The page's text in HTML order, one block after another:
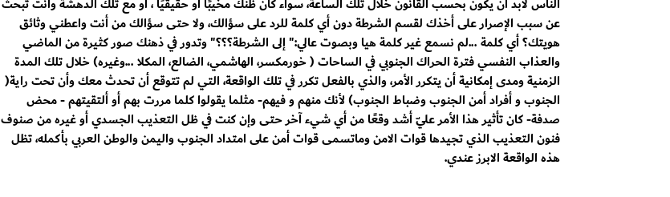
عن سبب الإصرار على أخذك لقسم الشرطة دون أي كلمة للرد على سؤالك، ولا حتى سؤالك من أنت واعطني وثائق
هويتك؟ أي كلمة ...لم نسمع غير كلمة هيا وبصوت عالي:" إلى الشرطة؟؟؟" وتدور في ذهنك صور كثيرة من الماضي
والعذاب النفسي فترة الحراك الجنوبي في الساحات ( خورمكسر، الهاشمي، الضالع، المكلا ...وغيره) خلال تلك المدة
الزمنية ومدى إمكانية أن يتكرر الأمر، والذي بالفعل تكرر في تلك الواقعة، التي لم تتوقع أن تحدث معك وأن تحت راية(
الجنوب و أفراد أمن الجنوب وضباط الجنوب) لأنك منهم و فيهم- مثلما يقولوا كلما مررت بهم أو ألتقيتهم - محض
صدفة- كان تأثير هذا الأمر عليّ أشد وقعًا من أي شيء آخر حتى وإن كنت في ظل التعذيب الجسدي أو غيره من صنوف
فنون التعذيب الذي تجيدها قوات الامن وماتسمى قوات أمن على امتداد الجنوب واليمن والوطن العربي بأكمله، تظل
هذه الواقعة الابرز عندي.